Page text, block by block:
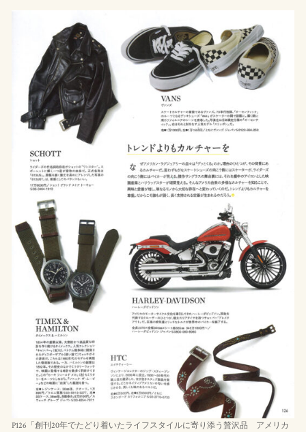
P126「創刊20年でたどり着いたライフスタイルに寄り添う贅沢品 アメリカ